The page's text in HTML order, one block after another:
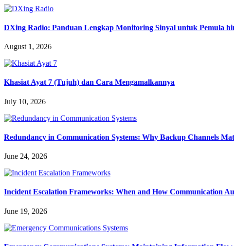
DXing Radio: Panduan Lengkap Monitoring Sinyal untuk Pemula
August 1, 2026
Khasiat Ayat 7 (Tujuh) dan Cara Mengamalkannya
July 10, 2026
Redundancy in Communication Systems: Why Backup Channels
June 24, 2026
Incident Escalation Frameworks: When and How Communication
June 19, 2026